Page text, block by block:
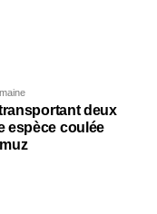
deux
espèce coulée